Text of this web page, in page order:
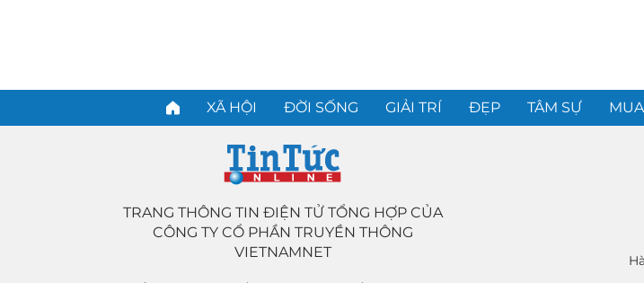
XÃ HỘI ĐỜI SỐNG GIẢI TRÍ ĐẸP TÂM SỰ
TRANG THÔNG TIN ĐIỆN TỬ TỔNG HỢP CỦA
CÔNG TY CỔ PHẦN TRUYỀN THÔNG
VIETNAMNET